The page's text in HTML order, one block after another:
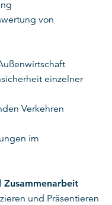
von
einzelner
Verkehren
im
Zusammenarbeit
und Präsentieren